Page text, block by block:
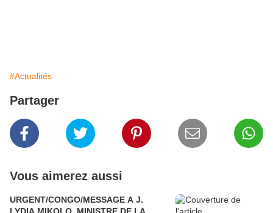
#Actualités
Partager
Vous aimerez aussi
URGENT/CONGO/MESSAGE A J.